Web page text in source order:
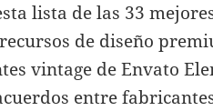
lista de las 33
de diseño
vintage de Envato
entre